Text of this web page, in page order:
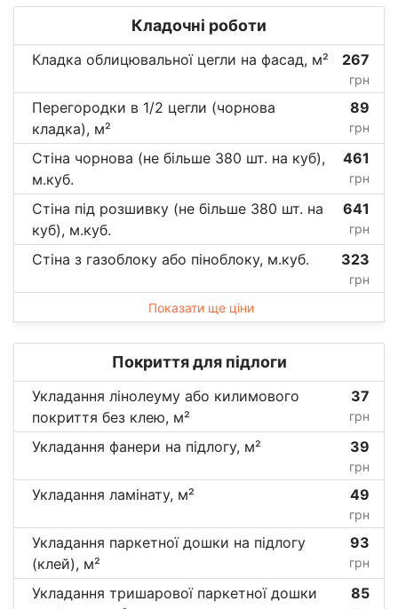
Кладочні роботи
Кладка облицювальної цегли на фасад, м² 267
грн
Перегородки в 1/2 цегли (чорнова
кладка), м²
89
грн
Стіна чорнова (не більше 380 шт. на куб),
м.куб.
461
грн
Стіна під розшивку (не більше 380 шт. на
куб), м.куб.
641
грн
Стіна з газоблоку або піноблоку, м.куб. 323
грн
Показати ще ціни
Покриття для підлоги
Укладання лінолеуму або килимового
покриття без клею, м²
37
грн
Укладання фанери на підлогу, м² 39
грн
Укладання ламінату, м² 49
грн
Укладання паркетної дошки на підлогу
(клей), м²
93
грн
Укладання тришарової паркетної дошки
85